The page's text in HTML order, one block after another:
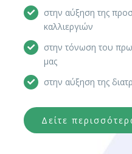
στην αύξηση της
καλλιεργιών
στην τόνωση του
μας
στην αύξηση της
Δείτε